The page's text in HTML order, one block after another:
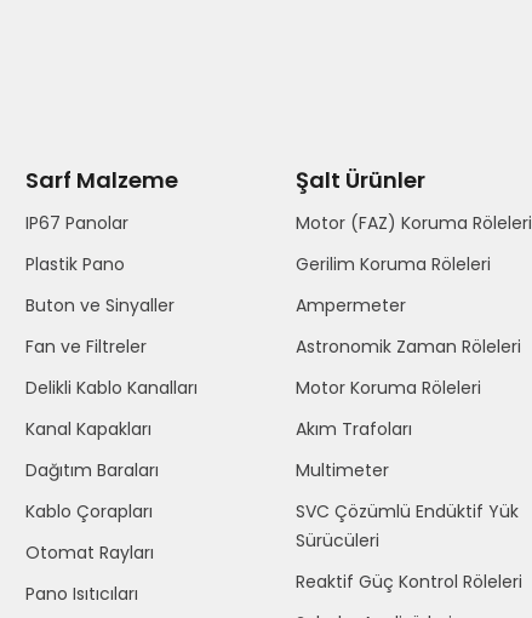
Sarf Malzeme
IP67 Panolar
Plastik Pano
Buton ve Sinyaller
Fan ve Filtreler
Delikli Kablo Kanalları
Kanal Kapakları
Dağıtım Baraları
Kablo Çorapları
Otomat Rayları
Pano Isıtıcıları
Şalt Ürünler
Motor (FAZ) Koruma Röleleri
Gerilim Koruma Röleleri
Ampermeter
Astronomik Zaman Röleleri
Motor Koruma Röleleri
Akım Trafoları
Multimeter
SVC Çözümlü Endüktif Yük
Sürücüleri
Reaktif Güç Kontrol Röleleri